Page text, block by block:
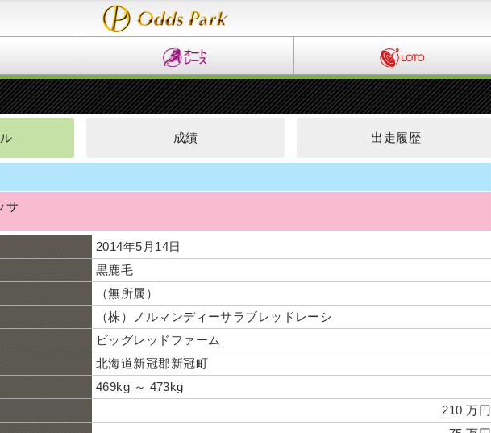
成績 出走履歴
サ
2014年5月14日
黒鹿毛
（無所属）
（株）ノルマンディーサラブレッドレーシ
ビッグレッドファーム
北海道新冠郡新冠町
469kg ～ 473kg
210 万円